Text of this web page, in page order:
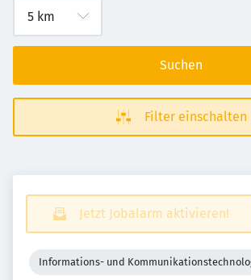
Suchen
Filter einschalten
Jetzt Jobalarm aktivieren!
Informations- und